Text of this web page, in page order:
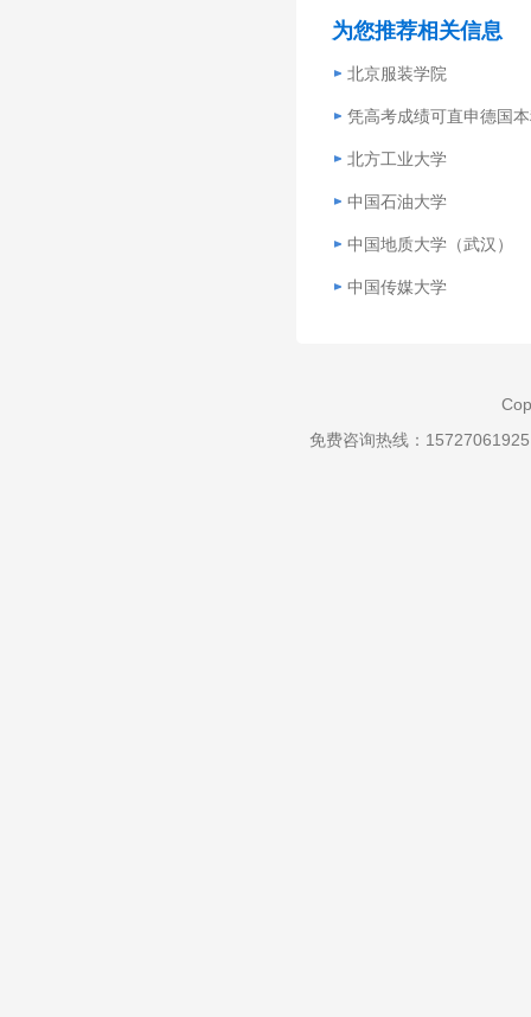
为您推荐相关信息
北京服装学院
凭高考成绩可直申德国
北方工业大学
中国石油大学
中国地质大学（武汉）
中国传媒大学
免费咨询热线：